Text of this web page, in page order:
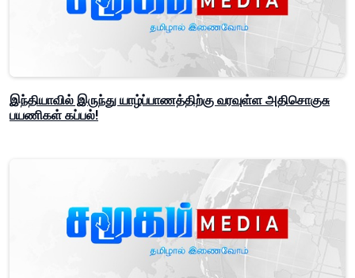
இந்தியாவில் இருந்து யாழ்ப்பாணத்திற்கு வரவுள்ள அதிசொகுசு
பயணிகள் கப்பல்!